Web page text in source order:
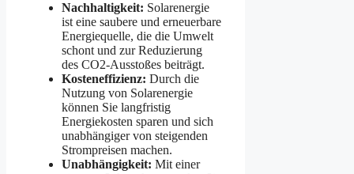
Nachhaltigkeit: Solarenergie
ist eine saubere und erneuerbare
Energiequelle, die die Umwelt
schont und zur Reduzierung
des CO2-Ausstoßes beiträgt.
Kosteneffizienz: Durch die
Nutzung von Solarenergie
können Sie langfristig
Energiekosten sparen und sich
unabhängiger von steigenden
Strompreisen machen.
Unabhängigkeit: Mit einer